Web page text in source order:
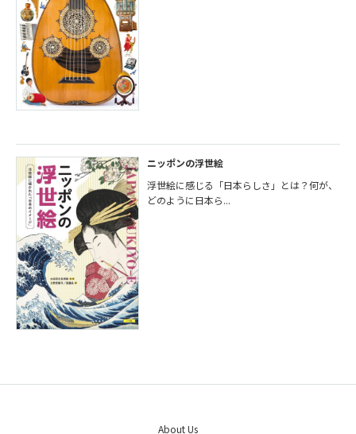
ニッポンの浮世絵
浮世絵に感じる「日本らしさ」とは？何が、
どのように日本ら...
About Us